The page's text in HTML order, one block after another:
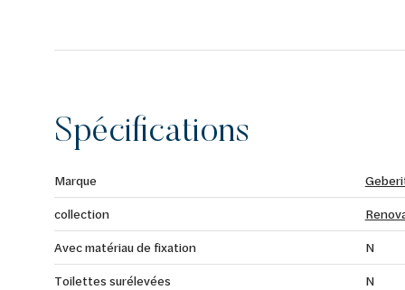
Spécifications
Marque
collection
Avec matériau de fixation
N
Toilettes surélevées
N